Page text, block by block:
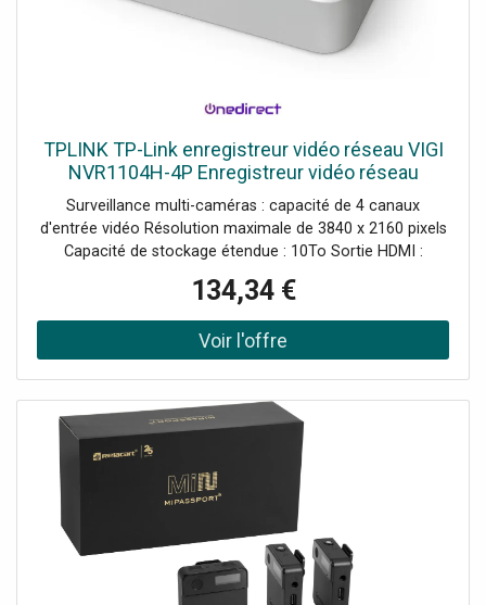
TPLINK TP-Link enregistreur vidéo réseau VIGI
NVR1104H-4P Enregistreur vidéo réseau
offrant une résolution Ultra HD, une connectivité
PoE ainsi qu'une
Surveillance multi-caméras : capacité de 4 canaux
d'entrée vidéo Résolution maximale de 3840 x 2160 pixels
Capacité de stockage étendue : 10To Sortie HDMI :
installation simplifiée et câblage réduit Vitesse de transfert
: 80 Mbit/s en entrée
134,34 €